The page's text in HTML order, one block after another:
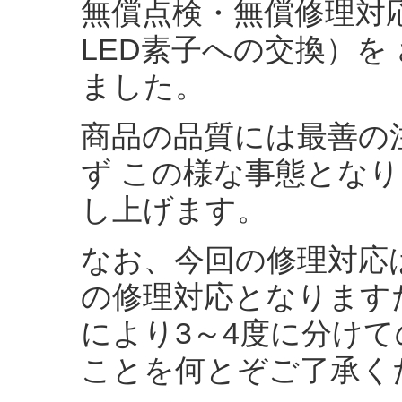
無償点検・無償修理対
LED素子への交換）
ました。
商品の品質には最善
ず この様な事態とな
し上げます。
なお、今回の修理対
の修理対応となりま
により3～4度に分け
ことを何とぞご了承